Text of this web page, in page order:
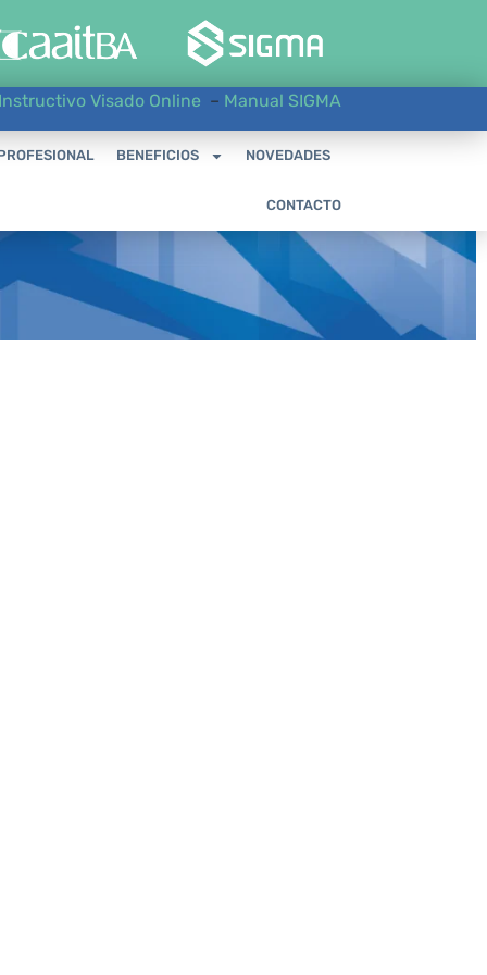
Instructivo Visado Online – Manual SIGMA
BENEFICIOS NOVEDADES
CONTACTO